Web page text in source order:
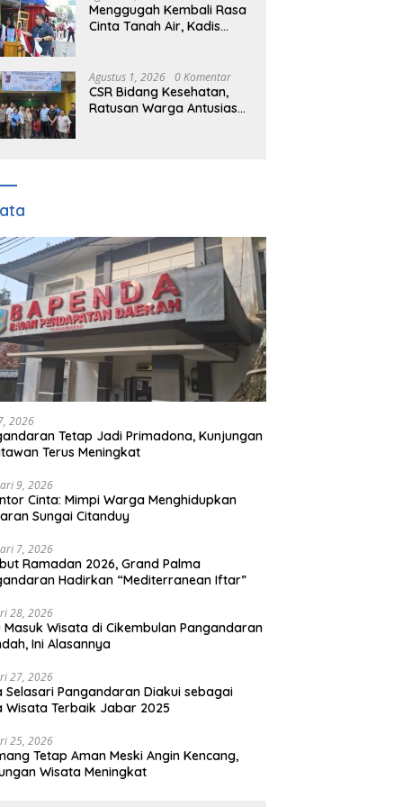
Menggugah Kembali Rasa
Cinta Tanah Air, Kadis
Cigombong Bagi Bagi
Bendera Merah Putih
Kepada Masyarakat Dan
Agustus 1, 2026 0 Komentar
CSR Bidang Kesehatan,
Ratusan Warga Antusias
2026
Tetap Jadi Primadona, Kunjungan
Terus Meningkat
9, 2026
Cinta: Mimpi Warga Menghidupkan
Sungai Citanduy
7, 2026
Ramadan 2026, Grand Palma
Hadirkan “Mediterranean Iftar”
28, 2026
Masuk Wisata di Cikembulan Pangandaran
Ini Alasannya
27, 2026
Selasari Pangandaran Diakui sebagai
Wisata Terbaik Jabar 2025
25, 2026
Tetap Aman Meski Angin Kencang,
Wisata Meningkat